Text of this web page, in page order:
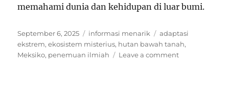
memahami dunia dan kehidupan di luar bumi.
Posted
on
September 6, 2025 Categories
informasi menarik Tags
adaptasi
ekstrem,ekosistem misterius, hutan bawah tanah,
Meksiko, penemuan ilmiah Leave a commenton